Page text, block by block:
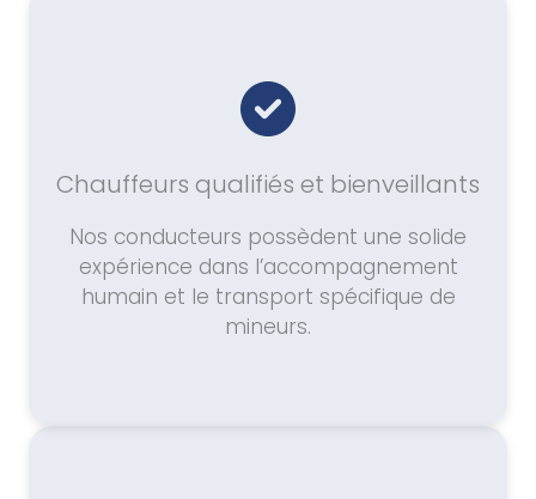
Chauffeurs qualifiés et bienveillants
Nos conducteurs possèdent une solide
expérience dans l’accompagnement
humain et le transport spécifique de
mineurs.